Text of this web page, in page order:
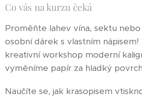
Co vás na kurzu čeká
Proměňte lahev vína, sektu
osobní dárek s vlastním nápisem!
kreativní workshop moderní
vyměníme papír za hladký
Naučíte se, jak krasopisem